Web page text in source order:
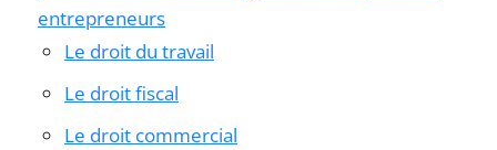
entrepreneurs
Le droit du travail
Le droit fiscal
Le droit commercial